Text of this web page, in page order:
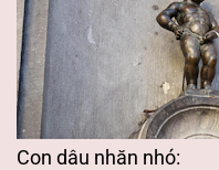
Con dâu nhăn nhó: